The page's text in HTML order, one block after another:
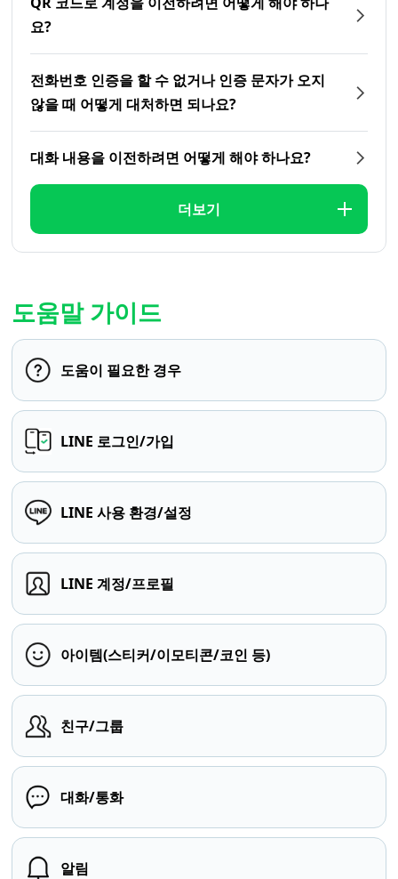
요?
전화번호 인증을 할 수 없거나 인증 문자가 오지
않을 때 어떻게 대처하면 되나요?
대화 내용을 이전하려면 어떻게 해야 하나요?
더보기
도움말 가이드
도움이 필요한 경우
LINE 로그인/가입
LINE 사용 환경/설정
LINE 계정/프로필
아이템(스티커/이모티콘/코인 등)
친구/그룹
대화/통화
알림